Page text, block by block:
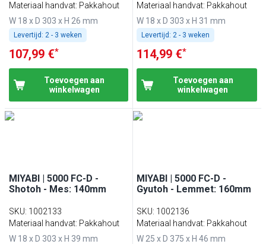
Materiaal handvat: Pakkahout
W 18 x D 303 x H 26 mm
Levertijd: 2 - 3 weken
107,99 €*
Toevoegen aan
winkelwagen
Materiaal handvat: Pakkahout
W 18 x D 303 x H 31 mm
Levertijd: 2 - 3 weken
114,99 €*
Toevoegen aan
winkelwagen
MIYABI | 5000 FC-D -
Shotoh - Mes: 140mm
SKU: 1002133
Materiaal handvat: Pakkahout
W 18 x D 303 x H 39 mm
MIYABI | 5000 FC-D -
Gyutoh - Lemmet: 160mm
SKU: 1002136
Materiaal handvat: Pakkahout
W 25 x D 375 x H 46 mm